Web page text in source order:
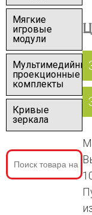
Мягкие
игровые
модули
проекционные
комплекты
Кривые
зеркала